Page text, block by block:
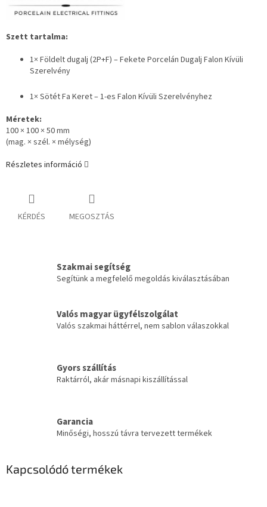
Szett tartalma:
1× Földelt dugalj (2P+F) – Fekete Porcelán Dugalj Falon Kívüli
Szerelvény
1× Sötét Fa Keret – 1-es Falon Kívüli Szerelvényhez
Méretek:
100 × 100 × 50 mm
(mag. × szél. × mélység)
Részletes információ
KÉRDÉS MEGOSZTÁS
Szakmai segítség
Segítünk a megfelelő megoldás kiválasztásában
Valós magyar ügyfélszolgálat
Valós szakmai háttérrel, nem sablon válaszokkal
Gyors szállítás
Raktárról, akár másnapi kiszállítással
Garancia
Minőségi, hosszú távra tervezett termékek
Kapcsolódó termékek